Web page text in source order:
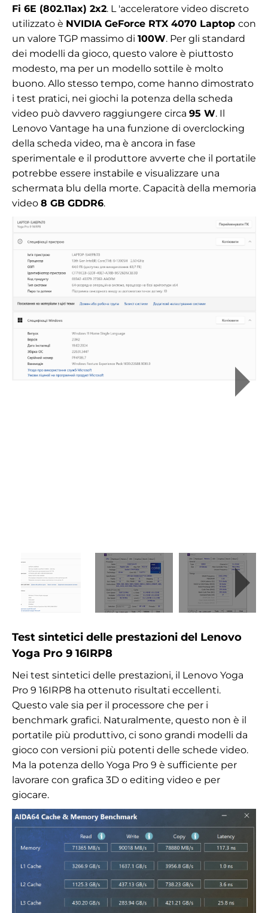
Fi 6E (802.11ax) 2x2. L'acceleratore video discreto
utilizzato è NVIDIA GeForce RTX 4070 Laptop con
un valore TGP massimo di 100W. Per gli standard
dei modelli da gioco, questo valore è piuttosto
modesto, ma per un modello sottile è molto
buono. Allo stesso tempo, come hanno dimostrato
i test pratici, nei giochi la potenza della scheda
video può davvero raggiungere circa 95 W. Il
Lenovo Vantage ha una funzione di overclocking
della scheda video, ma è ancora in fase
sperimentale e il produttore avverte che il portatile
potrebbe essere instabile e visualizzare una
schermata blu della morte. Capacità della memoria
video 8 GB GDDR6.
Test sintetici delle prestazioni del Lenovo
Yoga Pro 9 16IRP8
Nei test sintetici delle prestazioni, il Lenovo Yoga
Pro 9 16IRP8 ha ottenuto risultati eccellenti.
Questo vale sia per il processore che per i
benchmark grafici. Naturalmente, questo non è il
portatile più produttivo, ci sono grandi modelli da
gioco con versioni più potenti delle schede video.
Ma la potenza dello Yoga Pro 9 è sufficiente per
lavorare con grafica 3D o editing video e per
giocare.